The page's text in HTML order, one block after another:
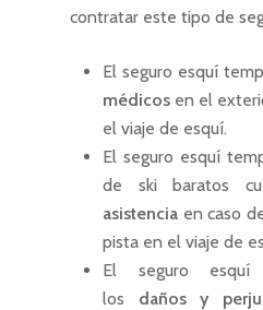
contratar este tipo de
El seguro esquí
médicos en el
el viaje de esquí.
El seguro esquí
de ski baratos
asistencia en caso
pista en el viaje de
El seguro esquí
los daños y